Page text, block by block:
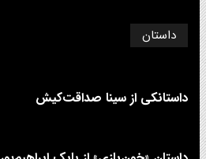
داستان
داستانکی از سینا صداقت‌کیش